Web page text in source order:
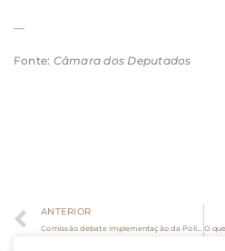
—
Fonte: Câmara dos Deputados
ANTERIOR